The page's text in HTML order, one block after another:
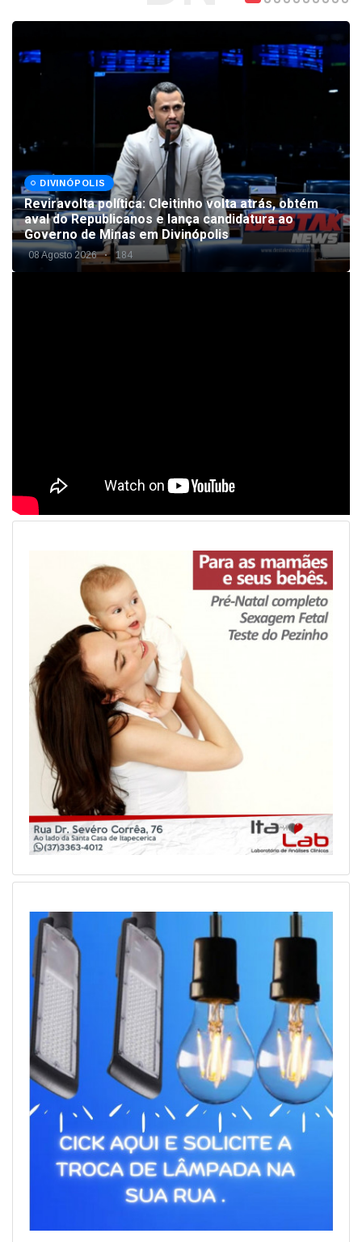
DIVINÓPOLIS
Reviravolta política: Cleitinho volta atrás, obtém
aval do Republicanos e lança candidatura ao
Governo de Minas em Divinópolis
08 Agosto 2026 184